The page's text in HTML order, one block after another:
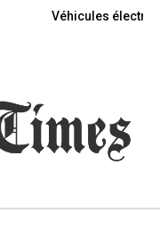
Véhicules